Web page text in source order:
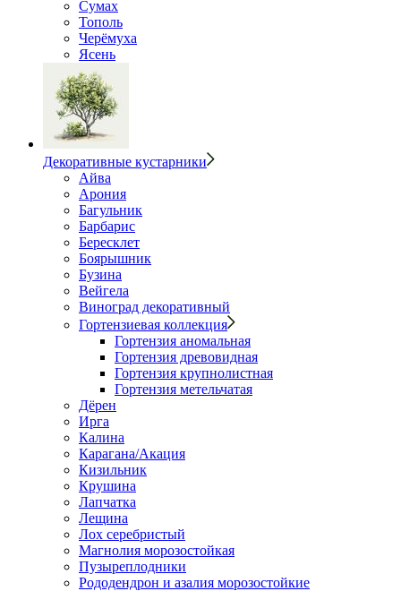
Сумах
Тополь
Черёмуха
Ясень
Декоративные кустарники
Айва
Арония
Багульник
Барбарис
Бересклет
Боярышник
Бузина
Вейгела
Виноград декоративный
Гортензиевая коллекция
Гортензия аномальная
Гортензия древовидная
Гортензия крупнолистная
Гортензия метельчатая
Дёрен
Ирга
Калина
Карагана/Акация
Кизильник
Крушина
Лапчатка
Лещина
Лох серебристый
Магнолия морозостойкая
Пузыреплодники
Рододендрон и азалия морозостойкие